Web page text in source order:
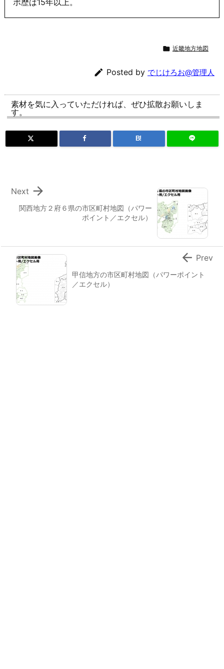
ポ歴は15年以上。
 近畿地方地図
 Posted by でじけろお@管理人
素材を気に入っていただければ、ぜひ拡散お願いしま
す。
B!
関西地方２府６県の市区町村地図（パワー
ポイント／エクセル）

Next
甲信地方の市区町村地図（パワーポイント
／エクセル）
 Prev